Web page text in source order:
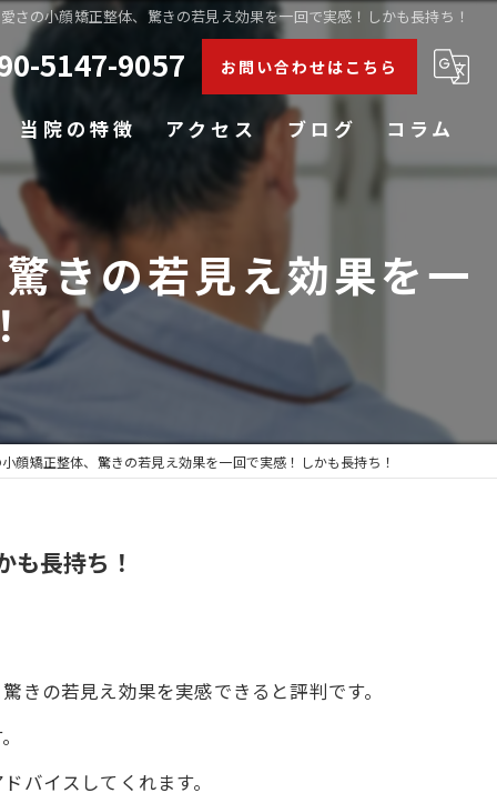
さの小顔矯正整体、驚きの若見え効果を一回で実感！しかも長持ち！
5147-9057 お問い合わせはこちら
当院の特徴
肩こり
腰痛
五十肩
アクセス ブログ コラム
きの若見え効果を一
顔矯正整体、驚きの若見え効果を一回で実感！しかも長持ち！
も長持ち！
の若見え効果を実感できると評判です。
バイスしてくれます。